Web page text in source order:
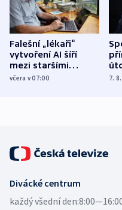
Falešní „lékaři“
vytvoření AI šíří
mezi staršími
Poláky nebezpečné
včera v 07:00 7.
Divácké centrum
každý všední den: